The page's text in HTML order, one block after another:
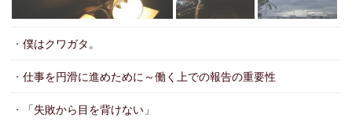
・ 僕はクワガタ。
・ 仕事を円滑に進めために～働く上での報告の重要性
・ 「失敗から目を背けない」